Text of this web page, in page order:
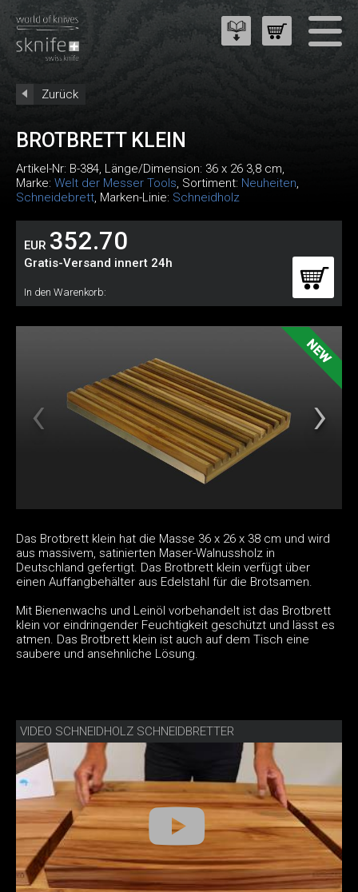
Zurück
BROTBRETT KLEIN
Artikel-Nr: B-384, Länge/Dimension: 36 x 26 3,8 cm,
Marke: Welt der Messer Tools, Sortiment: Neuheiten,
Schneidebrett, Marken-Linie: Schneidholz
EUR 352.70
Gratis-Versand innert 24h
In den Warenkorb:
Das Brotbrett klein hat die Masse 36 x 26 x 38 cm und wird
aus massivem, satinierten Maser-Walnussholz in
Deutschland gefertigt. Das Brotbrett klein verfügt über
einen Auffangbehälter aus Edelstahl für die Brotsamen.
Mit Bienenwachs und Leinöl vorbehandelt ist das Brotbrett
klein vor eindringender Feuchtigkeit geschützt und lässt es
atmen. Das Brotbrett klein ist auch auf dem Tisch eine
saubere und ansehnliche Lösung.
VIDEO SCHNEIDHOLZ SCHNEIDBRETTER